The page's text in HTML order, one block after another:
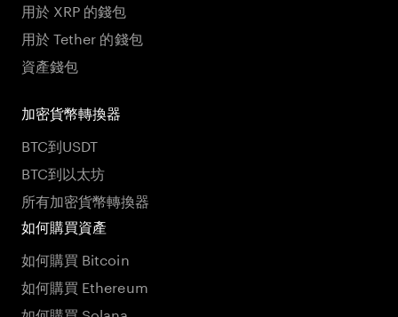
用於 XRP 的錢包
用於 Tether 的錢包
資產錢包
加密貨幣轉換器
BTC到USDT
BTC到以太坊
所有加密貨幣轉換器
如何購買資產
如何購買 Bitcoin
如何購買 Ethereum